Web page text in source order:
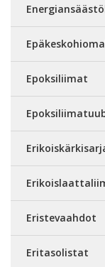
Epoksiliimat
Eristevaahdot
Eritasolistat